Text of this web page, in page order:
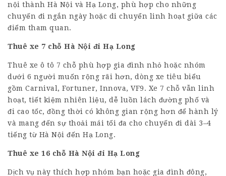
nội thành Hà Nội và Hạ Long, phù hợp cho những
chuyến đi ngắn ngày hoặc di chuyển linh hoạt giữa các
điểm tham quan.
Thuê xe 7 chỗ Hà Nội đi Hạ Long
Thuê xe ô tô 7 chỗ phù hợp gia đình nhỏ hoặc nhóm
dưới 6 người muốn rộng rãi hơn, dòng xe tiêu biểu
gồm Carnival, Fortuner, Innova, VF9. Xe 7 chỗ vẫn linh
hoạt, tiết kiệm nhiên liệu, dễ luồn lách đường phố và
đi cao tốc, đồng thời có không gian rộng hơn để hành lý
và mang đến sự thoải mái tối đa cho chuyến đi dài 3–4
tiếng từ Hà Nội đến Hạ Long.
Thuê xe 16 chỗ Hà Nội đi Hạ Long
Dịch vụ này thích hợp nhóm bạn hoặc gia đình đông,